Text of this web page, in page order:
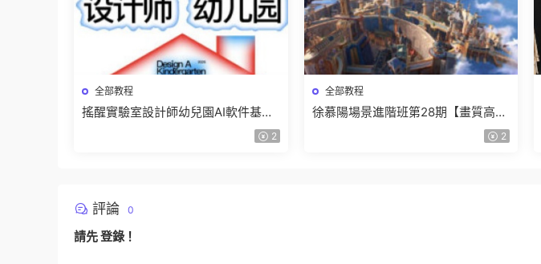
全部教程
搖醒實驗室設計師幼兒園AI軟件基礎
2
全部教程
徐慕陽場景進階班第28期【畫質高清
2
評論 0
請先登錄 ！